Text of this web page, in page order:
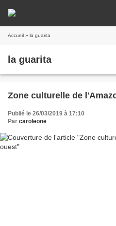
Accueil » la guarita
la guarita
Zone culturelle de
Publié le 26/03/2019 à 17:10
Par caroleone